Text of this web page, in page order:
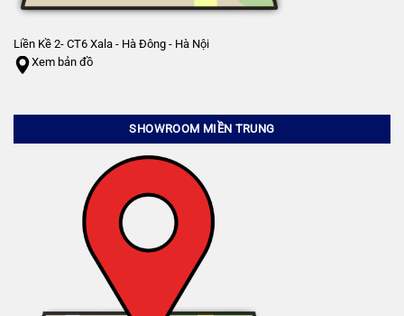
Liền Kề 2- CT6 Xala - Hà Đông - Hà Nội
Xem bản đồ
SHOWROOM MIỀN TRUNG